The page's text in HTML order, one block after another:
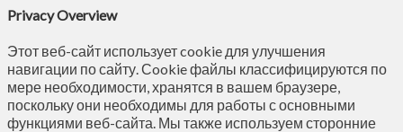
Privacy Overview
Этот веб-сайт использует cookie для улучшения
навигации по сайту. Сookie файлы классифицируются по
мере необходимости, хранятся в вашем браузере,
поскольку они необходимы для работы с основными
функциями веб-сайта. Мы также используем сторонние